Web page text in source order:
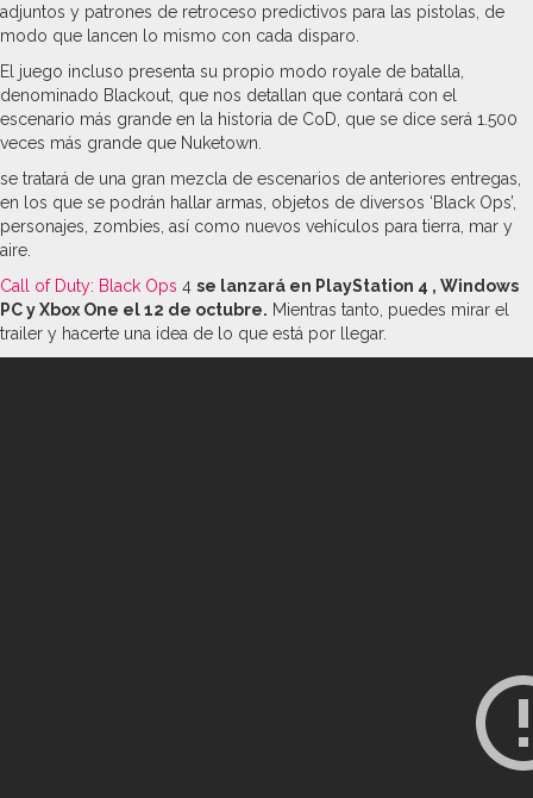
adjuntos y patrones de retroceso predictivos para las pistolas, de
modo que lancen lo mismo con cada disparo.
El juego incluso presenta su propio modo royale de batalla,
denominado Blackout, que nos detallan que contará con el
escenario más grande en la historia de CoD, que se dice será 1.500
veces más grande que Nuketown.
se tratará de una gran mezcla de escenarios de anteriores entregas,
en los que se podrán hallar armas, objetos de diversos ‘Black Ops’,
personajes, zombies, así como nuevos vehículos para tierra, mar y
aire.
Call of Duty: Black Ops 4 se lanzará en PlayStation 4 , Windows
PC y Xbox One el 12 de octubre. Mientras tanto, puedes mirar el
trailer y hacerte una idea de lo que está por llegar.